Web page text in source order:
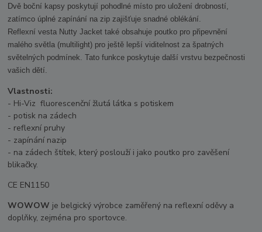
Dvě boční kapsy poskytují pohodlné místo pro uložení drobností,
zatímco úplné zapínání na zip zajišťuje snadné oblékání.
Reflexní vesta Nutty Jacket také obsahuje poutko pro připevnění
malého světla (multilight) pro ještě lepší viditelnost za špatných
světelných podmínek. Tato funkce poskytuje další vrstvu bezpečnosti
vašich dětí.
Vlastnosti:
- Hi-Viz fluorescenční žlutá látka s potiskem
- potisk na zádech
- reflexní pruhy
- zapínání nazip
- na zádech štítek, který poslouží i jako poutko pro zavěšení
blikačky.
CE EN1150
WOWOW je belgický výrobce zaměřený na reflexní oděvy a
doplňky, zejména pro sportovce.